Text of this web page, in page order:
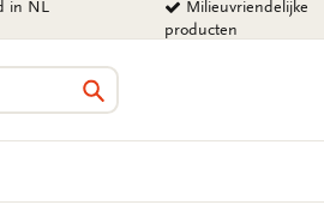
in NL
Milieuvriendelijke
producten
Zoeken